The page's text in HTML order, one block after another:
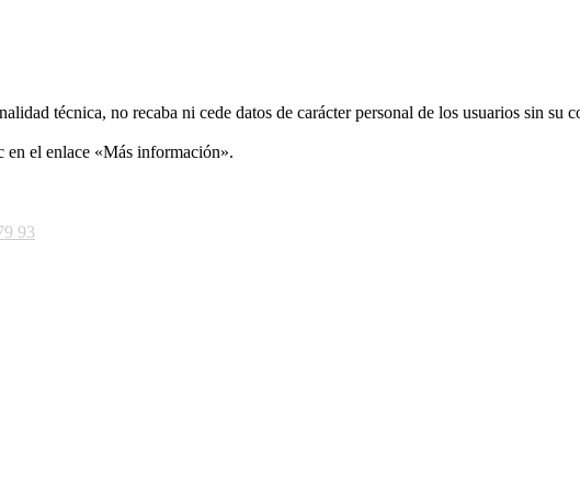
técnica, no recaba ni cede datos de carácter personal de los usuarios sin su
en el enlace «Más información».
93